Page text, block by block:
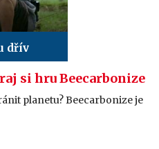
dřív
si hru Beecarbonize
planetu? Beecarbonize je